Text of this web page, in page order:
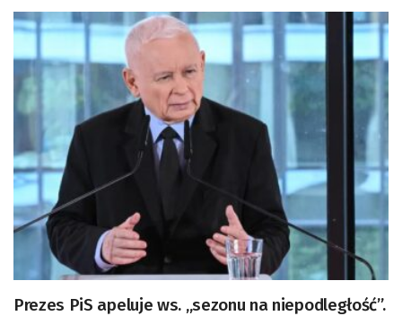
Prezes PiS apeluje ws. „sezonu na niepodległość”.